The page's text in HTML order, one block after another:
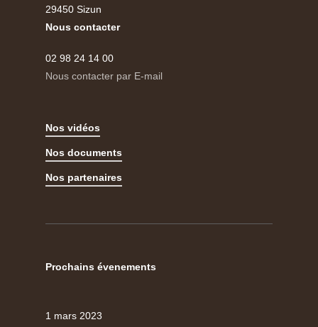
29450 Sizun
Nous contacter
02 98 24 14 00
Nous contacter par E-mail
Nos vidéos
Nos documents
Nos partenaires
Prochains évenements
1 mars 2023